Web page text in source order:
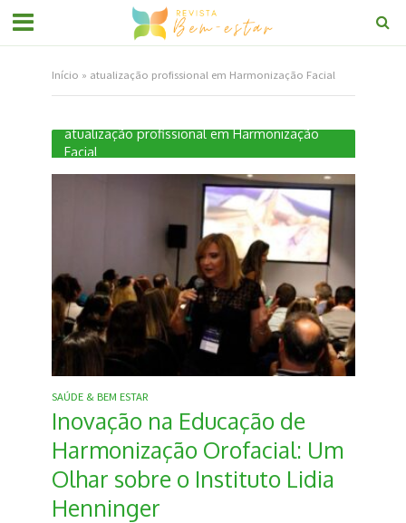
Início » atualização profissional em Harmonização Facial
atualização profissional em Harmonização
Facial
SAÚDE & BEM ESTAR
Inovação na Educação de
Harmonização Orofacial: Um
Olhar sobre o Instituto Lidia
Henninger